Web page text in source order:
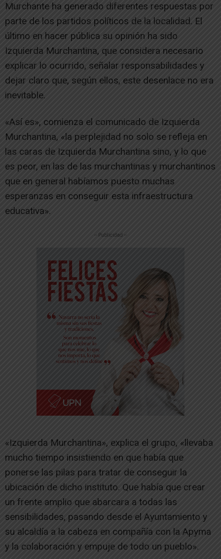
Murchante ha generado diferentes respuestas por
parte de los partidos políticos de la localidad. El
último en hacer pública su opinión ha sido
Izquierda Murchantina, que considera necesario
explicar lo ocurrido, señalar responsabilidades y
dejar claro que, según ellos, este desenlace no era
inevitable.
«Así es», comienza el comunicado de Izquierda
Murchantina, «la perplejidad no solo se refleja en
las caras de Izquierda Murchantina sino, y lo que
es peor, en las de las murchantinas y murchantinos
que en general habíamos puesto muchas
esperanzas en conseguir esta infraestructura
educativa».
-- Publicidad --
«Izquierda Murchantina», explica el grupo, «llevaba
mucho tiempo insistiendo en que había que
ponerse las pilas para tratar de conseguir la
ubicación de dicho instituto. Que había que crear
un frente amplio que abarcara a todas las
sensibilidades, pasando desde el Ayuntamiento y
su alcaldía a la cabeza en compañía con la Apyma
y la colaboración y empuje de todo un pueblo».